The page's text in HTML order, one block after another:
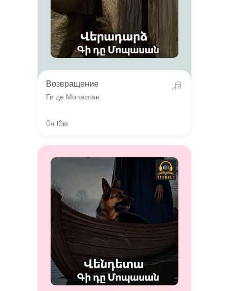
Возвращение
Ги де Мопассан
0ч 16м